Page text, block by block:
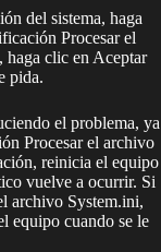
del sistema, haga
Procesar el
clic en Aceptar
pida.
el problema, ya
Procesar el archivo
reinicia el equipo
vuelve a ocurrir. Si
archivo System.ini,
equipo cuando se le